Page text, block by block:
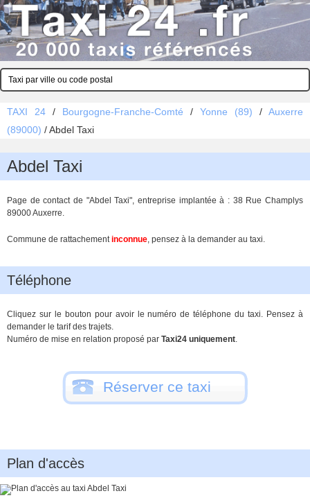
TAXI 24 / Bourgogne-Franche-Comté / Yonne (89) / Auxerre
(89000) /Abdel Taxi
Abdel Taxi
Page de contact de "Abdel Taxi", entreprise implantée à : 38 Rue Champlys
89000 Auxerre.
Commune de rattachementinconnue, pensez à la demander au taxi.
Téléphone
Cliquez sur le bouton pour avoir le numéro de téléphone du taxi. Pensez à
demander le tarif des trajets.
Numéro de mise en relation proposé par Taxi24 uniquement.
Réserver ce taxi
Plan d'accès